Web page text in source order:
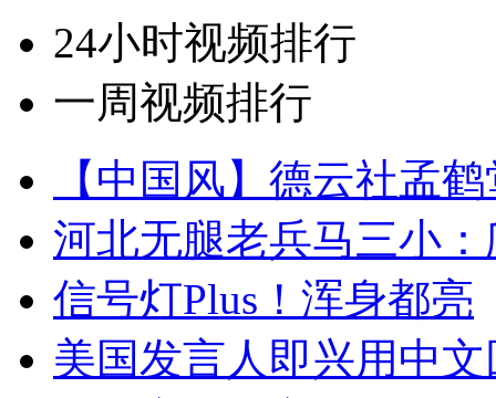
24小时视频排行
一周视频排行
【中国风】德云社孟
河北无腿老兵马三小
信号灯Plus！浑身都亮
美国发言人即兴用中